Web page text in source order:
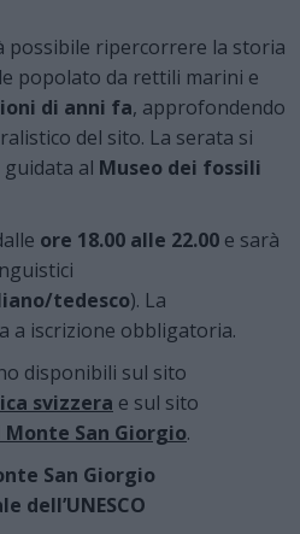
possibile ripercorrere la storia
popolato da rettili marini e
di anni fa, approfondendo
del sito. La serata si
al Museo dei fossili
ore 18.00 alle 22.00 e sarà
tedesco). La
a iscrizione obbligatoria.
disponibili sul sito
svizzera e sul sito
San Giorgio.
San Giorgio
dell’UNESCO